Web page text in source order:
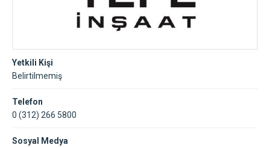
Yetkili Kişi
Belirtilmemiş
Telefon
0 (312) 266 5800
Sosyal Medya